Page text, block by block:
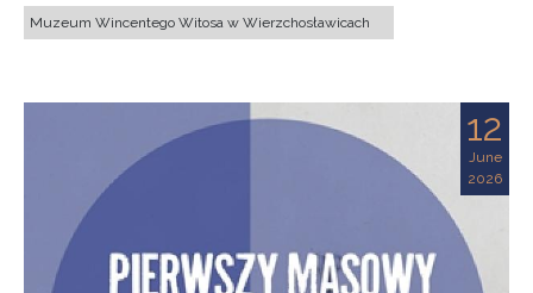
Muzeum Wincentego Witosa w Wierzchosławicach
12
June
2026